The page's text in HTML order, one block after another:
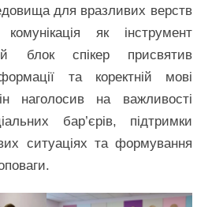
для вразливих верств
як інструмент
блок спікер присвятив
та коректній мові
наголосив на важливості
бар’єрів, підтримки
ситуаціях та формування